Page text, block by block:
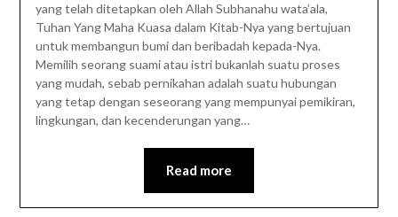
yang telah ditetapkan oleh Allah Subhanahu wata’ala,
Tuhan Yang Maha Kuasa dalam Kitab-Nya yang bertujuan
untuk membangun bumi dan beribadah kepada-Nya.
Memilih seorang suami atau istri bukanlah suatu proses
yang mudah, sebab pernikahan adalah suatu hubungan
yang tetap dengan seseorang yang mempunyai pemikiran,
lingkungan, dan kecenderungan yang…
Read more